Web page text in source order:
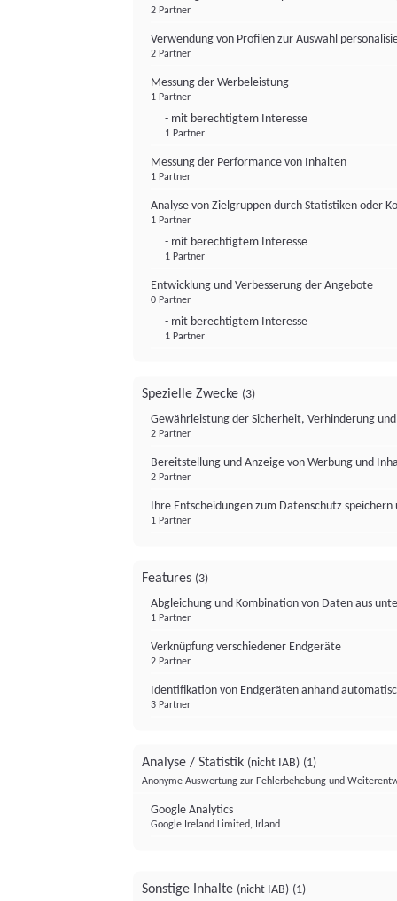
2 Partner
Verwendung von Profilen zur Auswahl
2 Partner
Messung der Werbeleistung
1 Partner
- mit berechtigtem Interesse
1 Partner
Messung der Performance von Inhalten
1 Partner
Analyse von Zielgruppen durch Statistiken oder
1 Partner
- mit berechtigtem Interesse
1 Partner
Entwicklung und Verbesserung der Angebote
0 Partner
- mit berechtigtem Interesse
1 Partner
Spezielle Zwecke (3)
Gewährleistung der Sicherheit, Verhinderung
2 Partner
Bereitstellung und Anzeige von Werbung und
2 Partner
Ihre Entscheidungen zum Datenschutz
1 Partner
Features (3)
Abgleichung und Kombination von Daten aus
1 Partner
Verknüpfung verschiedener Endgeräte
2 Partner
Identifikation von Endgeräten anhand
3 Partner
Analyse / Statistik (nicht IAB) (1)
Anonyme Auswertung zur Fehlerbehebung und
Google Analytics
Google Ireland Limited, Irland
Sonstige Inhalte (nicht IAB) (1)